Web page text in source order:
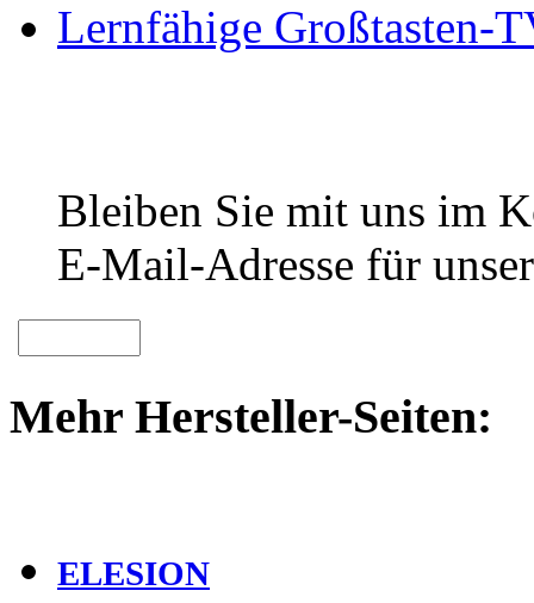
Lernfähige Großtasten-
Bleiben Sie mit uns im
E-Mail-Adresse für
Mehr Hersteller-Seiten:
ELESION